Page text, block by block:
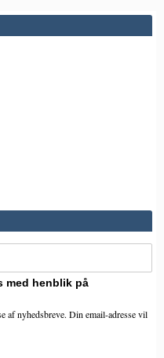
med henblik på
af nyhedsbreve. Din email-adresse vil